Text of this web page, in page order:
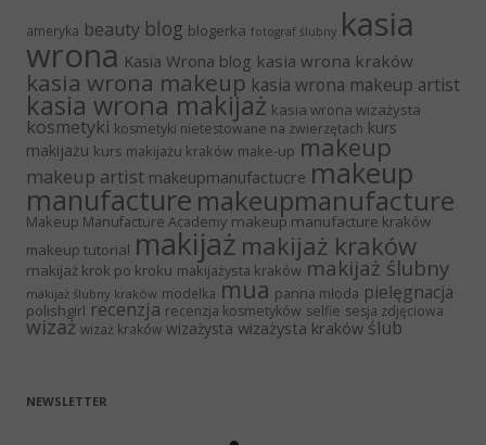
ameryka beauty blog blogerka fotograf ślubny kasia
wrona Kasia Wrona blog kasia wrona kraków
kasia wrona makeup kasia wrona makeup artist
kasia wrona makijaż kasia wrona wizażysta
kosmetyki kosmetyki nietestowane na zwierzętach kurs
makijażu kurs makijażu kraków make-up makeup
makeup artist makeupmanufactucre makeup
manufacturemakeupmanufacture
Makeup Manufacture Academy makeup manufacture kraków
makeup tutorial makijaż makijaż kraków
makijaż krok po kroku makijażysta kraków makijaż ślubny
makijaż ślubny kraków modelka mua panna młoda pielęgnacja
polishgirl recenzja recenzja kosmetyków selfie sesja zdjęciowa
wizaż wizaż kraków wizażysta wizażysta kraków ślub
NEWSLETTER